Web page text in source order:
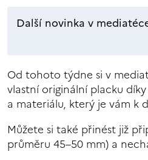
Další novinka v
Od tohoto týdne si v
vlastní originální placku
a materiálu, který je vám k
Můžete si také přinést již
průměru 45–50 mm) a